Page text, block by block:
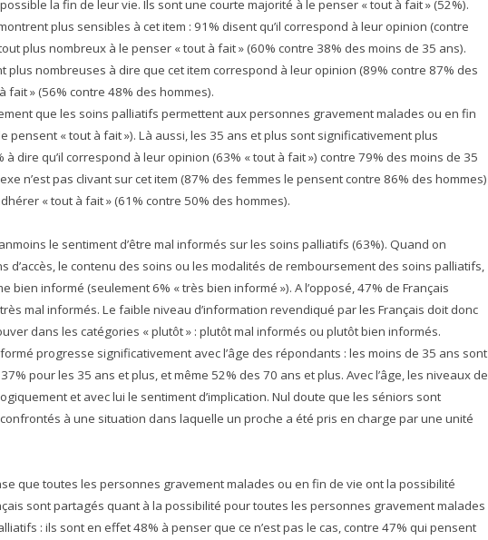
la fin de leur vie. Ils sont une courte majorité à le penser « tout à fait » (52%).
plus sensibles à cet item : 91% disent qu’il correspond à leur opinion (contre
plus nombreux à le penser « tout à fait » (60% contre 38% des moins de 35 ans).
plus nombreuses à dire que cet item correspond à leur opinion (89% contre 87% des
fait » (56% contre 48% des hommes).
que les soins palliatifs permettent aux personnes gravement malades ou en fin
pensent « tout à fait »). Là aussi, les 35 ans et plus sont significativement plus
dire qu’il correspond à leur opinion (63% « tout à fait ») contre 79% des moins de 35
n’est pas clivant sur cet item (87% des femmes le pensent contre 86% des hommes)
« tout à fait » (61% contre 50% des hommes).
le sentiment d’être mal informés sur les soins palliatifs (63%). Quand on
d’accès, le contenu des soins ou les modalités de remboursement des soins palliatifs,
bien informé (seulement 6% « très bien informé »). A l’opposé, 47% de Français
mal informés. Le faible niveau d’information revendiqué par les Français doit donc
dans les catégories « plutôt » : plutôt mal informés ou plutôt bien informés.
progresse significativement avec l’âge des répondants : les moins de 35 ans sont
pour les 35 ans et plus, et même 52% des 70 ans et plus. Avec l’âge, les niveaux de
et avec lui le sentiment d’implication. Nul doute que les séniors sont
à une situation dans laquelle un proche a été pris en charge par une unité
que toutes les personnes gravement malades ou en fin de vie ont la possibilité
sont partagés quant à la possibilité pour toutes les personnes gravement malades
: ils sont en effet 48% à penser que ce n’est pas le cas, contre 47% qui pensent